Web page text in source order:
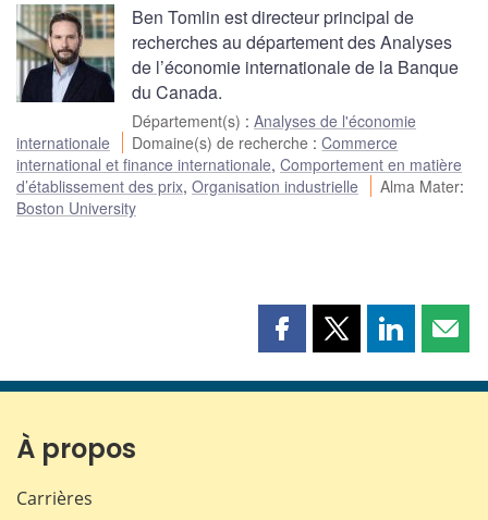
Ben Tomlin est directeur principal de
recherches au département des Analyses
de l’économie internationale de la Banque
du Canada.
Département(s) : Analyses de l'économie
internationale
Domaine(s) de recherche :Commerce
international et finance internationale, Comportement en matière
d’établissement des prix, Organisation industrielle Alma Mater:
Boston University
Partager
page
Partager
page
Partager
page page
À propos
Carrières